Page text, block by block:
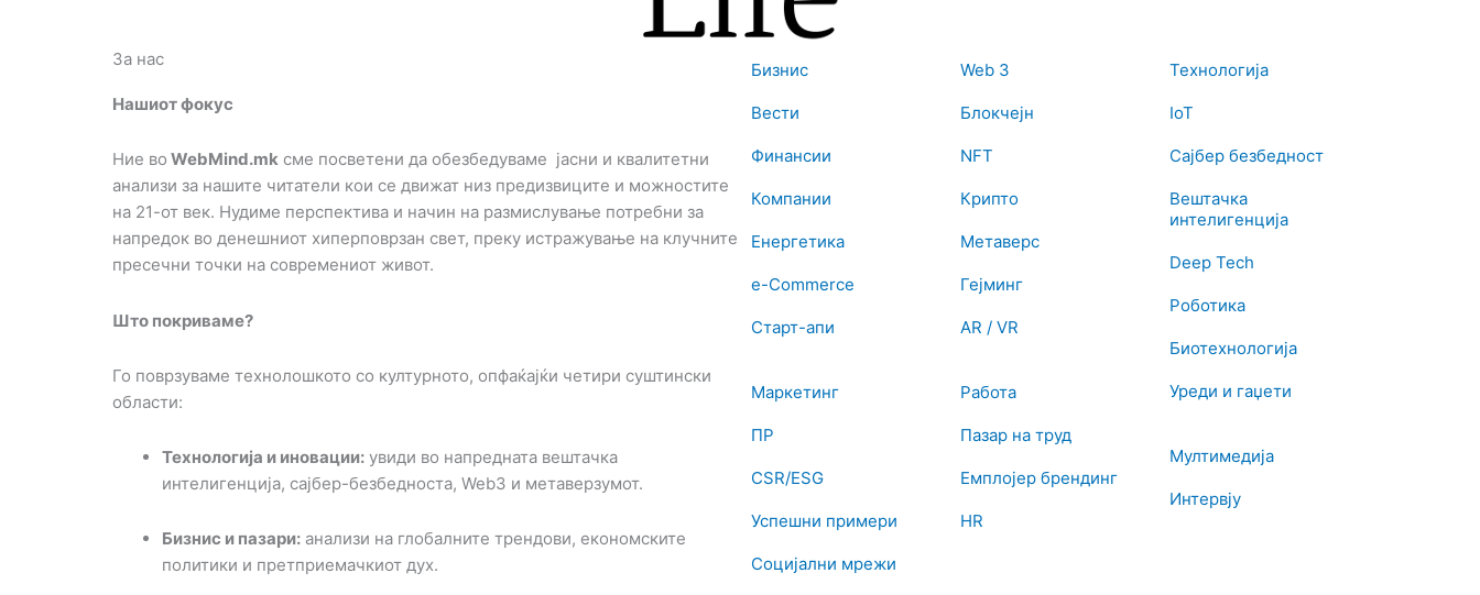
За нас
Нашиот фокус
Ние во WebMind.mk сме посветени да обезбедуваме јасни и квалитетни
анализи за нашите читатели кои се движат низ предизвиците и можностите
на 21-от век. Нудиме перспектива и начин на размислување потребни за
напредок во денешниот хиперповрзан свет, преку истражување на клучните
пресечни точки на современиот живот.
Што покриваме?
Го поврзуваме технолошкото со културното, опфаќајќи четири суштински
области:
Технологија и иновации: увиди во напредната вештачка
интелигенција, сајбер-безбедноста, Web3 и метаверзумот.
Бизнис и пазари: анализи на глобалните трендови, економските
политики и претприемачкиот дух.
Бизнис
Вести
Финансии
Компании
Енергетика
e-Commerce
Старт-апи
Маркетинг
ПР
CSR/ESG
Успешни примери
Социјални мрежи
Web 3
Блокчејн
NFT
Крипто
Метаверс
Гејминг
AR / VR
Работа
Пазар на труд
Емплојер брендинг
HR
Технологија
IoT
Сајбер безбедност
Вештачка
интелигенција
Deep Tech
Роботика
Биотехнологија
Уреди и гаџети
Мултимедија
Интервју